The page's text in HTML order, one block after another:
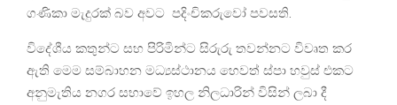
ගණිකා මැදුරක් බව අවට පදිංචිකරුවෝ පවසති.
විදේශීය කතුන්ට සහ පිරිමින්ට සිරුරු තවන්නට විවෘත කර
ඇති මෙම සම්බාහන මධ්‍යස්ථානය හෙවත් ස්පා හවුස් එකට
අනුමැතිය නගර සභාවේ ඉහල නිලධාරින් විසින් ලබා දී